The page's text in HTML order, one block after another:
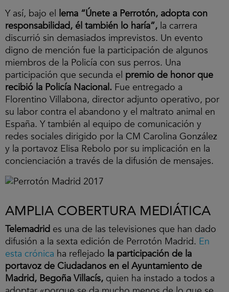
Y así, bajo el lema “Únete a Perrotón, adopta con
responsabilidad, él también lo haría”, la carrera
discurrió sin demasiados imprevistos. Un evento
digno de mención fue la participación de algunos
miembros de la Policía con sus perros. Una
participación que secunda el premio de honor que
recibió la Policía Nacional. Fue entregado a
Florentino Villabona, director adjunto operativo, por
su labor contra el abandono y el maltrato animal en
España. Y también al equipo de comunicación y
redes sociales dirigido por la CM Carolina González
y la portavoz Elisa Rebolo por su implicación en la
concienciación a través de la difusión de mensajes.
AMPLIA COBERTURA MEDIÁTICA
Telemadrid es una de las televisiones que han dado
difusión a la sexta edición de Perrotón Madrid. En
esta crónica ha reflejado la participación de la
portavoz de Ciudadanos en el Ayuntamiento de
Madrid, Begoña Villacís, quien ha instado a todos a